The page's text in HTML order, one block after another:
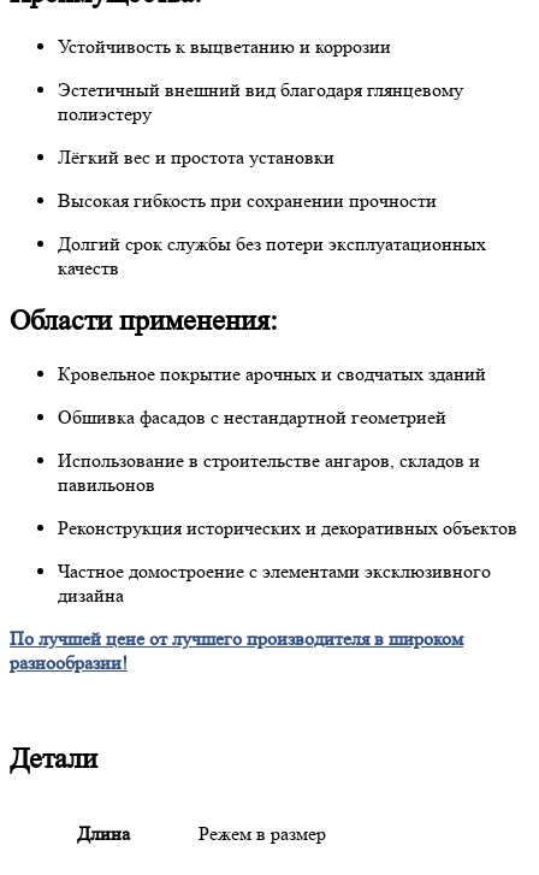
Устойчивость к выцветанию и коррозии
Эстетичный внешний вид благодаря глянцевому
полиэстеру
Лёгкий вес и простота установки
Высокая гибкость при сохранении прочности
Долгий срок службы без потери эксплуатационных
качеств
Области применения:
Кровельное покрытие арочных и сводчатых зданий
Обшивка фасадов с нестандартной геометрией
Использование в строительстве ангаров, складов и
павильонов
Реконструкция исторических и декоративных объектов
Частное домостроение с элементами эксклюзивного
дизайна
По лучшей цене от лучшего производителя в широком
разнообразии!
Детали
Длина Режем в размер